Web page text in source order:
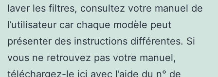
laver les filtres, consultez votre manuel de
l’utilisateur car chaque modèle peut
présenter des instructions différentes. Si
vous ne retrouvez pas votre manuel,
téléchargez-le ici avec l’aide du n° de